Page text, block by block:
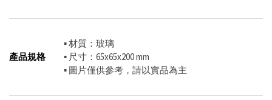
產品規格
▪ 材質：玻璃
▪ 尺寸：65x65x200 mm
▪ 圖片僅供參考，請以實品為主